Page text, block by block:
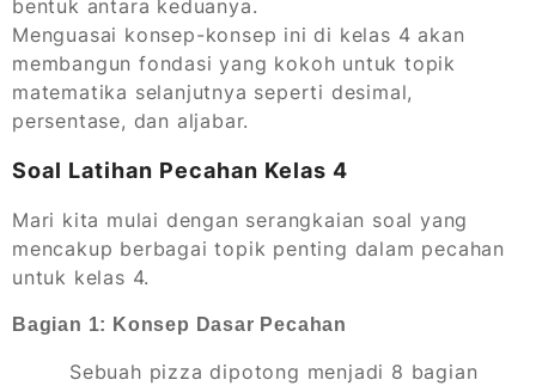
bentuk antara keduanya.
Menguasai konsep-konsep ini di kelas 4 akan
membangun fondasi yang kokoh untuk topik
matematika selanjutnya seperti desimal,
persentase, dan aljabar.
Soal Latihan Pecahan Kelas 4
Mari kita mulai dengan serangkaian soal yang
mencakup berbagai topik penting dalam pecahan
untuk kelas 4.
Bagian 1: Konsep Dasar Pecahan
Sebuah pizza dipotong menjadi 8 bagian